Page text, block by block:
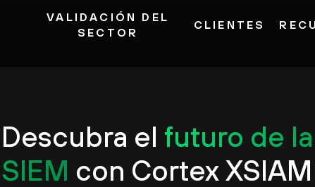
VALIDACIÓN DEL
SECTOR
CLIENTES
Descubra el futuro de la
SIEM con Cortex XSIAM